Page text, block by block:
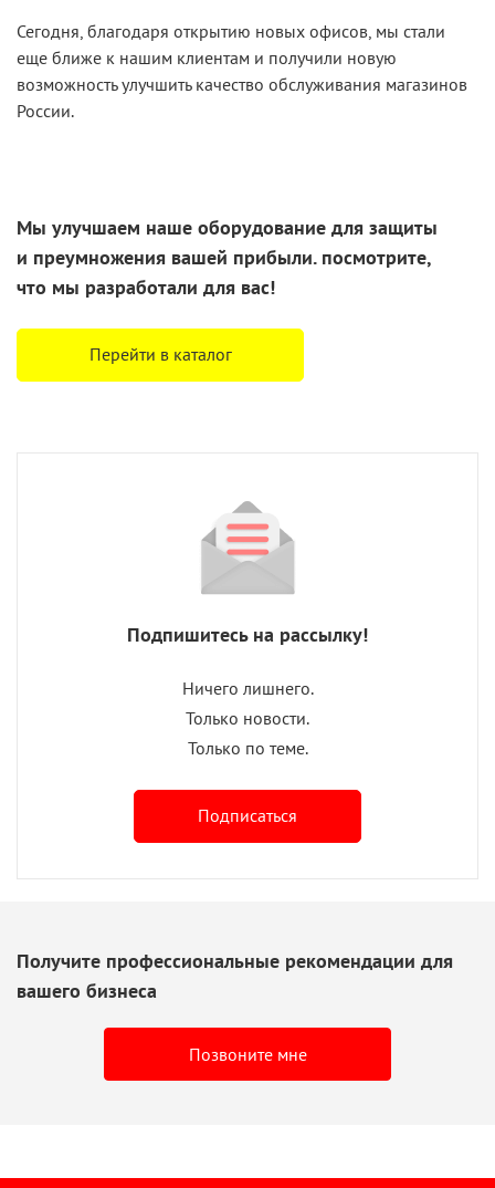
Сегодня, благодаря открытию новых офисов, мы стали
еще ближе к нашим клиентам и получили новую
возможность улучшить качество обслуживания магазинов
России.
Мы улучшаем наше оборудование для защиты
и преумножения вашей прибыли. посмотрите,
что мы разработали для вас!
Перейти в каталог
Подпишитесь на рассылку!
Ничего лишнего.
Только новости.
Только по теме.
Подписаться
Получите профессиональные рекомендации для
вашего бизнеса
Позвоните мне